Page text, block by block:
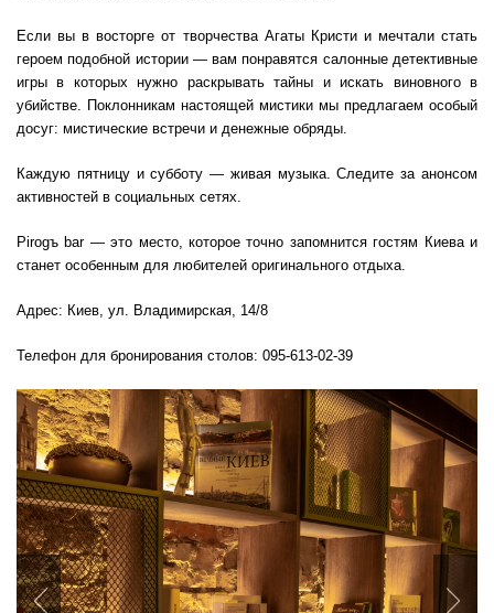
Если вы в восторге от творчества Агаты Кристи и мечтали стать
героем подобной истории — вам понравятся салонные детективные
игры в которых нужно раскрывать тайны и искать виновного в
убийстве. Поклонникам настоящей мистики мы предлагаем особый
досуг: мистические встречи и денежные обряды.
Каждую пятницу и субботу — живая музыка. Следите за анонсом
активностей в социальных сетях.
Pirogъ bar — это место, которое точно запомнится гостям Киева и
станет особенным для любителей оригинального отдыха.
Адрес: Киев, ул. Владимирская, 14/8
Телефон для бронирования столов: 095-613-02-39
Previous